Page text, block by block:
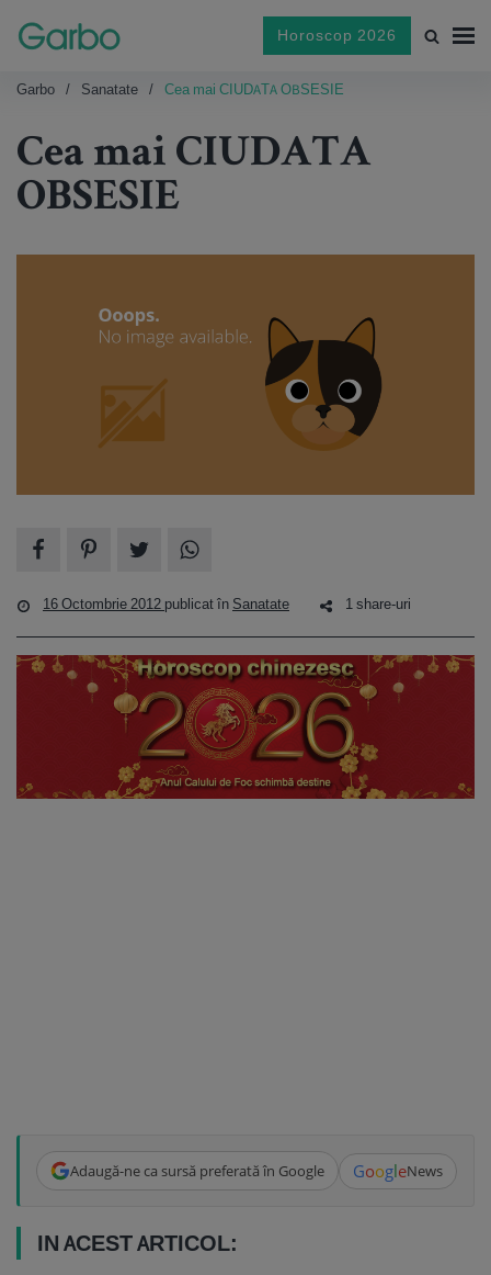
Horoscop 2026
Garbo Sanatate Cea mai CIUDATA OBSESIE
Cea mai CIUDATA
OBSESIE
16 Octombrie 2012 publicat în Sanatate 1 share-uri
Adaugă-ne ca sursă preferată în Google GoogleNews
IN ACEST ARTICOL: